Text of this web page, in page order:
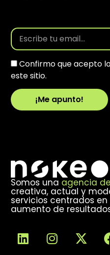
Confirmo que acepto
este sitio.
¡Me apunto!
Somos una agencia
creativa, actual y
servicios centrados
aumento de